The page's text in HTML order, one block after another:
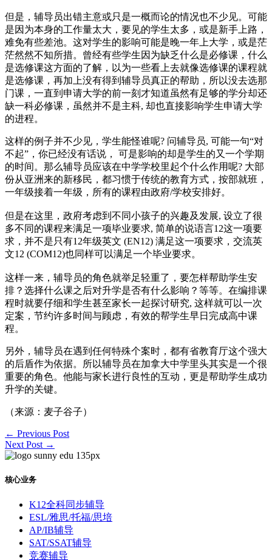
但是，辅导员出错主意或只是一概而论的情况也不少见。可能
是因为本身的工作量太大，要见的学生太多，或是新手上路，
难免有些差池。这对学生的影响可能是晚一年上大学，或是茫
茫然然不知所措。曾经有些学生因为缺乏什么是必修课，什么
是选修课这方面的了解，以为一些看上去就像选修课的课程就
是选修课，再加上没有得到辅导员真正的帮助，所以没去选那
门课，一直到申请大学的前一刻才知道虽然有足够的学分却还
缺一科必修课，虽然并不是主科, 却也直接影响学生申请大学
的进程。
这样的例子并不少见，学生能怪谁呢? 问辅导员, 可能一句“对
不起”，你已经没有话说， 可是影响的却是学生的又一个学期
的时间。那么辅导员应该在中学学校里起个什么作用呢? 大部
份从亚洲来的新移民，都习惯于传统的教育方式，按部就班，
一年级接着一年级，所有的课程由政府/学校安排好。
但是在这里，政府考虑到不同小孩子的兴趣及发展, 设立了很
多不同的课程来满足一项毕业要求, 简单的说语言12这一项要
求，并不是只有12年级英文 (EN12) 满足这一项要求，交流英
文12 (COM12)也同样可以满足一个毕业要求。
这样一来，辅导员的角色就举足轻重了，要怎样帮助学生安
排？选择什么课之后对升学是否有什么影响？等等。在编排课
程时就要仔细和学生甚至家长一起探讨研究, 这样就可以一次
定案，节约许多时间与顾虑，有效的帮学生早日完成高中课
程。
另外，辅导员在遇到任何特殊个案时，都有省教育厅这个强大
的后盾作为依据。所以辅导员在加拿大中学里头其实是一个很
重要的角色。他能与家长进行良性的互动，更是帮助学生成功
升学的关键。
（来源：麦子谷子）
← Previous Post
Next Post →
核心业务
K12全科同步辅导
ESL/雅思/托福/思培
AP/IB辅导
SAT/SSAT辅导
竞赛辅导